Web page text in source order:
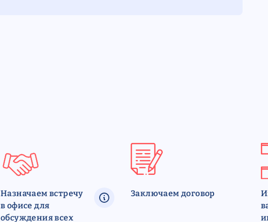
Назначаем встречу
в офисе для
обсуждения всех
Заключаем договор